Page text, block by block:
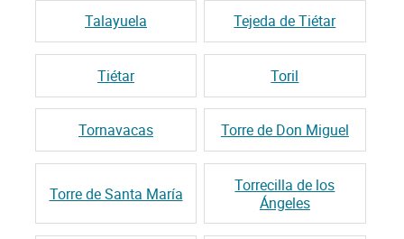
Talayuela Tejeda de Tiétar
Tiétar Toril
Tornavacas Torre de Don Miguel
Torre de Santa María
Torrecilla de los
Ángeles